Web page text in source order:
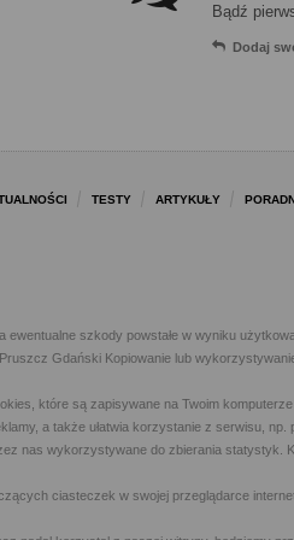
Bądź
Dodaj
TESTY ARTYKUŁY
ewentualne szkody powstałe w wyniku
Gdański Kopiowanie lub
które są zapisywane na Twoim
a także ułatwia korzystanie z serwisu,
nas wykorzystywane do zbierania statystyk.
ciasteczek w swojej przeglądarce